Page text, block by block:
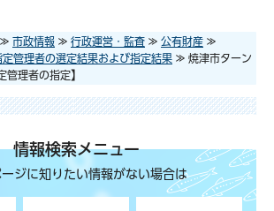
≫ 市政情報 ≫ 行政運営・監査 ≫ 公有財産 ≫
定管理者の選定結果および指定結果 ≫ 焼津市ターン
管理者の指定】
情報検索メニュー
ジに知りたい情報がない場合は